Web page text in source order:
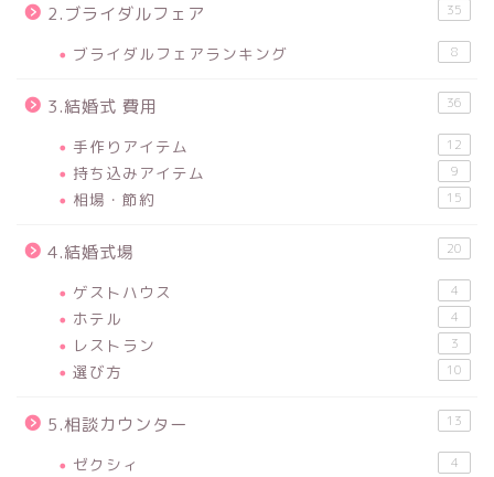
2.ブライダルフェア 35
ブライダルフェアランキング 8
3.結婚式 費用 36
手作りアイテム 12
持ち込みアイテム 9
相場・節約 15
4.結婚式場 20
ゲストハウス 4
ホテル 4
レストラン 3
選び方 10
5.相談カウンター 13
ゼクシィ 4